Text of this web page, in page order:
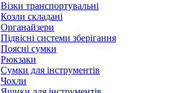
Візки транспортувальні
Козли складані
Органайзери
Підвісні системи зберігання
Поясні сумки
Рюкзаки
Сумки для інструментів
Чохли